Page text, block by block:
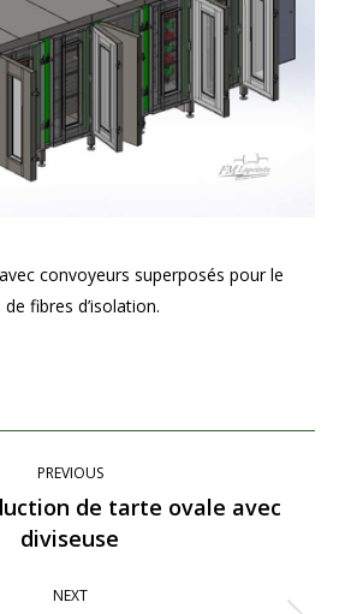
convoyeurs superposés pour le
fibres d’isolation.
PREVIOUS
Previous
project:
de tarte ovale avec
diviseuse
NEXT